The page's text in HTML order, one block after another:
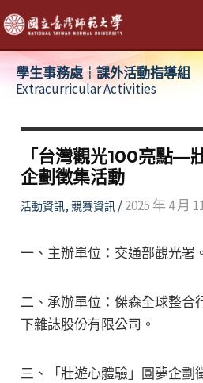
跳
至
主
學生事務處┆課外活動指導組
Extracurricular Activities
「台灣觀光100亮點—
企劃徵集活動
活動資訊, 競賽資訊/2025 年 4 月
一、主辦單位：交通部觀光署。
二、承辦單位：傑森全球整合
下雜誌股份有限公司。
三、「壯遊心體驗」圓夢企劃